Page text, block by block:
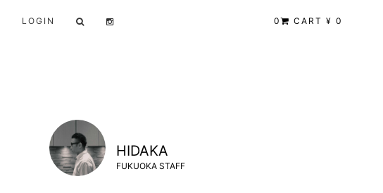
LOGIN 0 CART ¥ 0
HIDAKA
FUKUOKA STAFF